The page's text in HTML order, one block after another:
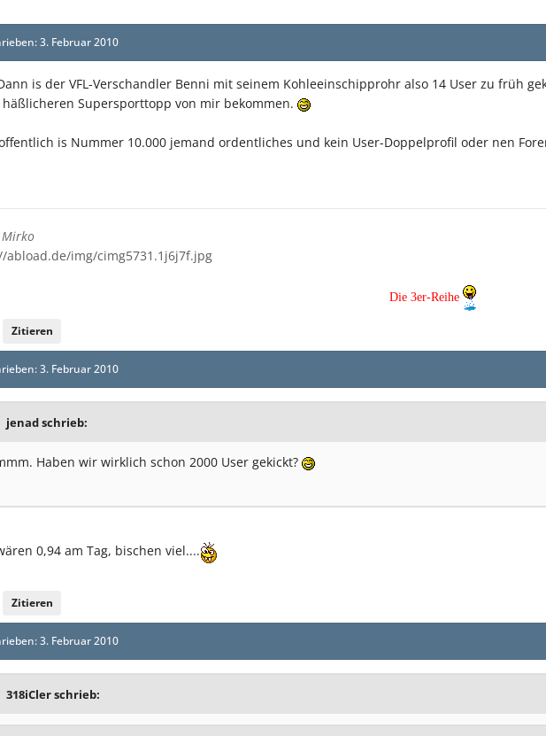
3. Februar 2010
is der VFL-Verschandler Benni mit seinem Kohleeinschipprohr also 14 User zu früh
häßlicheren Supersporttopp von mir bekommen.
is Nummer 10.000 jemand ordentliches und kein User-Doppelprofil oder nen
Zitieren
abload.de/img/cimg5731.1j6j7f.jpg
Die 3er-Reihe
3. Februar 2010
jenad schrieb:
Haben wir wirklich schon 2000 User gekickt?
0,94 am Tag, bischen viel....
Zitieren
3. Februar 2010
318iCler schrieb: